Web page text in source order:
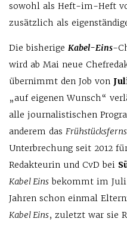
sowohl als Heft-im-Heft
zusätzlich als
Die bisherige Kabel-Eins-
wird ab Mai neue
übernimmt den Job von
„auf eigenen Wunsch“
alle journalistischen
anderem das
Unterbrechung seit 2012
Redakteurin und CvD bei
Kabel Eins bekommt im Juli
Jahren schon einmal
Kabel Eins, zuletzt war sie